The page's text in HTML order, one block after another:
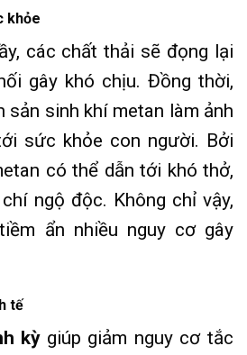
khỏe
các chất thải sẽ đọng lại
gây khó chịu. Đồng thời,
sản sinh khí metan làm ảnh
sức khỏe con người. Bởi
có thể dẫn tới khó thở,
ngộ độc. Không chỉ vậy,
ẩn nhiều nguy cơ gây
tế
kỳgiúp giảm nguy cơ tắc